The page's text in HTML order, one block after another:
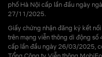
phố Hà Nội cấp lần đầu ngày
27/11/2025.
Giấy chứng nhận đăng ký kết
trên mạng viễn thông di động
cấp lần đầu ngày 26/03/2025,